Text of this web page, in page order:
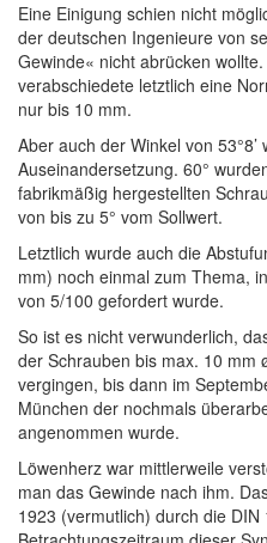
Eine Einigung schien nicht
der deutschen Ingenieure von
Gewinde« nicht abrücken
verabschiedete letztlich eine
nur bis 10 mm.
Aber auch der Winkel von
Auseinandersetzung. 60°
fabrikmäßig hergestellten
von bis zu 5° vom Sollwert.
Letztlich wurde auch die
mm) noch einmal zum Thema,
von 5/100 gefordert wurde.
So ist es nicht verwunderlich,
der Schrauben bis max. 10 mm
vergingen, bis dann im
München der nochmals
angenommen wurde.
Löwenherz war mittlerweile
man das Gewinde nach ihm.
1923 (vermutlich) durch die